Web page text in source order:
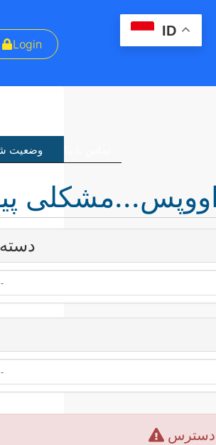
Login
وضعیت
دسترس
ID